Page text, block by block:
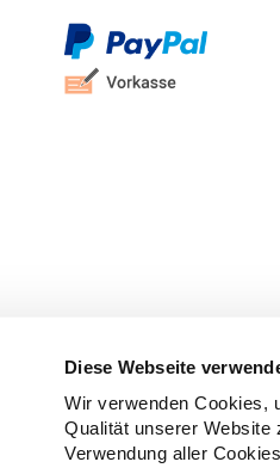
Diese Webseite
Wir verwenden Cookies,
Qualität unserer Website
Verwendung aller